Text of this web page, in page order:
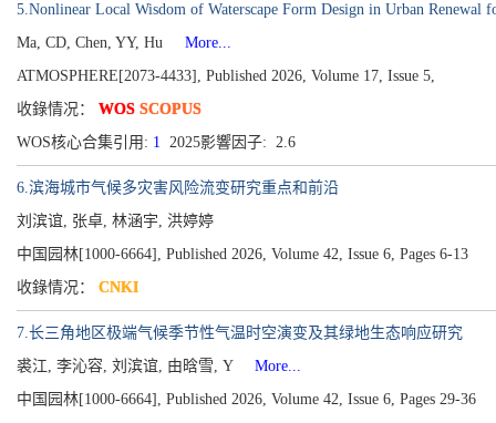
5.Nonlinear Local Wisdom of Waterscape Form Design in Urban
Ma, CD, Chen, YY, Hu
More...
ATMOSPHERE[2073-4433], Published 2026, Volume 17, Issue 5,
收錄情况： WOS SCOPUS
WOS核心合集引用: 1 2025影響因子: 2.6
6.滨海城市气候多灾害风险流变研究重点和前沿
刘滨谊, 张卓, 林涵宇, 洪婷婷
中国园林[1000-6664], Published 2026, Volume 42, Issue 6, Pages 6-13
收錄情况： CNKI
7.长三角地区极端气候季节性气温时空演变及其绿地生态响应研究
裘江, 李沁容, 刘滨谊, 由晗雪, Y
More...
中国园林[1000-6664], Published 2026, Volume 42, Issue 6, Pages 29-36